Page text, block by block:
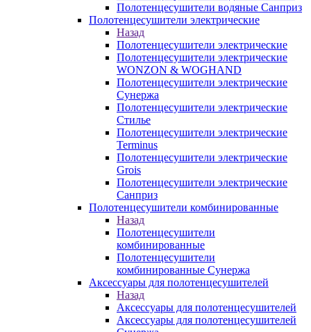
Полотенцесушители водяные Санприз
Полотенцесушители электрические
Назад
Полотенцесушители электрические
Полотенцесушители электрические
WONZON & WOGHAND
Полотенцесушители электрические
Сунержа
Полотенцесушители электрические
Стилье
Полотенцесушители электрические
Terminus
Полотенцесушители электрические
Grois
Полотенцесушители электрические
Санприз
Полотенцесушители комбинированные
Назад
Полотенцесушители
комбинированные
Полотенцесушители
комбинированные Сунержа
Аксессуары для полотенцесушителей
Назад
Аксессуары для полотенцесушителей
Аксессуары для полотенцесушителей